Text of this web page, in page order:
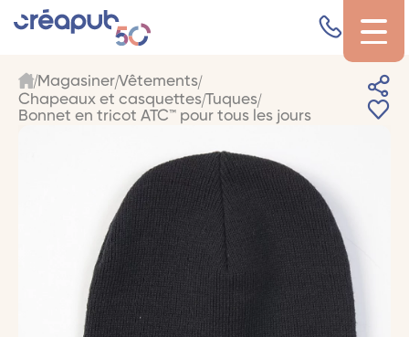
Magasiner Vêtements
Chapeaux et casquettes Tuques
Bonnet en tricot ATC™ pour tous les jours